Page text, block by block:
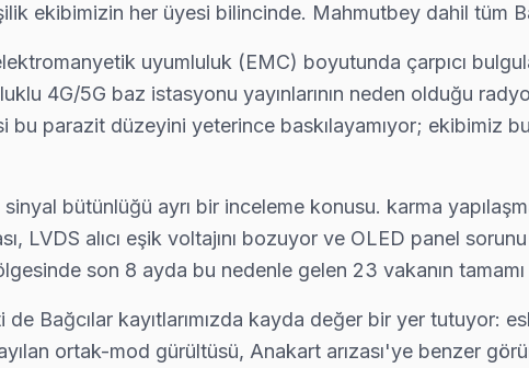
ekibimizin her üyesi bilincinde. Mahmutbey dahil tüm
uyumluluk (EMC) boyutunda çarpıcı
4G/5G baz istasyonu yayınlarının neden olduğu
bu parazit düzeyini yeterince baskılayamıyor; ekibimiz
bütünlüğü ayrı bir inceleme konusu. karma
LVDS alıcı eşik voltajını bozuyor ve OLED panel
son 8 ayda bu nedenle gelen 23 vakanın tamamı
Bağcılar kayıtlarımızda kayda değer bir yer tutuyor:
ortak-mod gürültüsü, Anakart arızası'ye benzer